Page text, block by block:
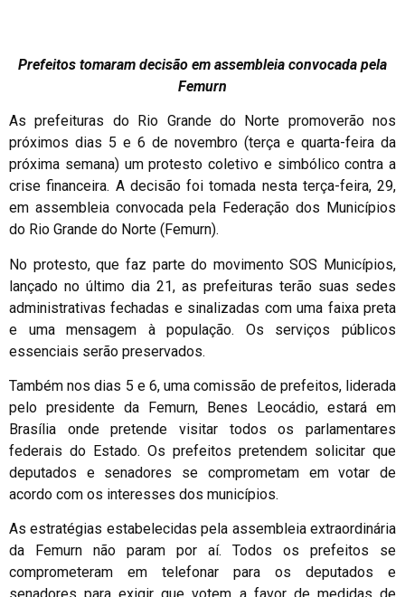
Prefeitos tomaram decisão em assembleia convocada pela
Femurn
As prefeituras do Rio Grande do Norte promoverão nos
próximos dias 5 e 6 de novembro (terça e quarta-feira da
próxima semana) um protesto coletivo e simbólico contra a
crise financeira. A decisão foi tomada nesta terça-feira, 29,
em assembleia convocada pela Federação dos Municípios
do Rio Grande do Norte (Femurn).
No protesto, que faz parte do movimento SOS Municípios,
lançado no último dia 21, as prefeituras terão suas sedes
administrativas fechadas e sinalizadas com uma faixa preta
e uma mensagem à população. Os serviços públicos
essenciais serão preservados.
Também nos dias 5 e 6, uma comissão de prefeitos, liderada
pelo presidente da Femurn, Benes Leocádio, estará em
Brasília onde pretende visitar todos os parlamentares
federais do Estado. Os prefeitos pretendem solicitar que
deputados e senadores se comprometam em votar de
acordo com os interesses dos municípios.
As estratégias estabelecidas pela assembleia extraordinária
da Femurn não param por aí. Todos os prefeitos se
comprometeram em telefonar para os deputados e